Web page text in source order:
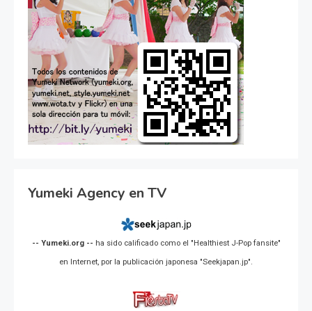
Yumeki Agency en TV
-- Yumeki.org -- ha sido calificado como el "Healthiest J-Pop fansite"
en Internet, por la publicación japonesa "Seekjapan.jp".